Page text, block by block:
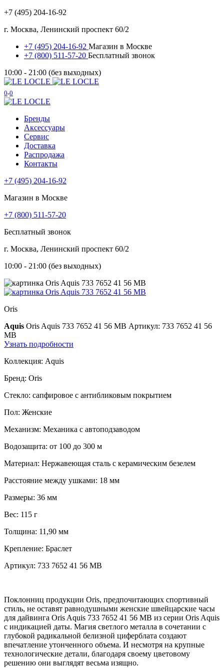
+7 (495) 204-16-92
г. Москва, Ленинский проспект 60/2
+7 (495) 204-16-92 Магазин в Москве
+7 (800) 511-57-20 Бесплатный звонок
10:00 - 21:00 (без выходных)
0 0
Бренды
Аксессуары
Сервис
Доставка
Распродажа
Контакты
+7 (495) 204-16-92
Магазин в Москве
+7 (800) 511-57-20
Бесплатный звонок
г. Москва, Ленинский проспект 60/2
10:00 - 21:00 (без выходных)
Oris
Aquis Oris Aquis 733 7652 41 56 MB Артикул: 733 7652 41 56
MB
Узнать подробности
Коллекция: Aquis
Бренд: Oris
Стекло: сапфировое с антибликовым покрытием
Пол: Женские
Механизм: Механика с автоподзаводом
Водозащита: от 100 до 300 м
Материал: Нержавеющая сталь с керамическим безелем
Расстояние между ушками: 18 мм
Размеры: 36 мм
Вес: 115 г
Толщина: 11,90 мм
Крепление: Браслет
Артикул: 733 7652 41 56 MB
Поклонниц продукции Oris, предпочитающих спортивный
стиль, не оставят равнодушными женские швейцарские часы
для дайвинга Oris Aquis 733 7652 41 56 MB из серии Oris Aquis
с индикацией даты. Магия светлого металла в сочетании с
глубокой радикальной белизной циферблата создают
впечатление утонченного объема. И несмотря на крупные
технологические детали, благодаря своему цветовому
решению они выглядят весьма изящно.